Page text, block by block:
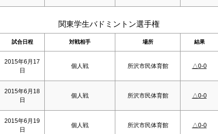
関東学生バドミントン選手権
試合日程 対戦相手 場所 結果
2015年6月17
日
個人戦 所沢市民体育館 △0-0
2015年6月18
日
個人戦 所沢市民体育館 △0-0
2015年6月19
日
個人戦 所沢市民体育館 △0-0